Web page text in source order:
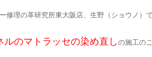
修理の革研究所東大阪店、生野（ショウノ）
ルのマトラッセの染め直しの施工の